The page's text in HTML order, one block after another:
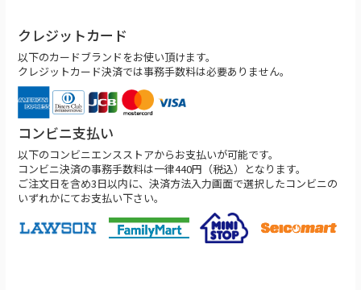
クレジットカード
以下のカードブランドをお使い頂けます。
クレジットカード決済では事務手数料は必要ありません。
コンビニ支払い
以下のコンビニエンスストアからお支払いが可能です。
コンビニ決済の事務手数料は一律440円（税込）となります。
ご注文日を含め3日以内に、決済方法入力画面で選択したコンビニの
いずれかにてお支払い下さい。